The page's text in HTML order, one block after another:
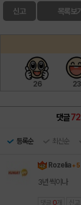
신고 목록보기
26 23
댓글72
등록순 최신순
Rozelia + 5
3년 씩이나
댓글 0 개 신고